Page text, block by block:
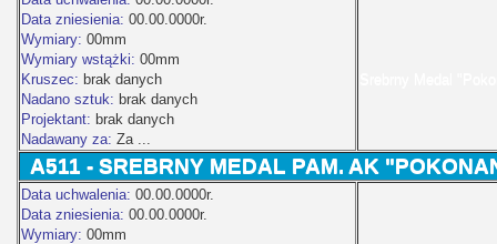
Data zniesienia: 00.00.0000r.
Wymiary: 00mm
Wymiary wstążki: 00mm
Kruszec: brak danych
Nadano sztuk: brak danych
Projektant: brak danych
Nadawany za: Za ...
A511 - SREBRNY MEDAL PAM. AK
Data uchwalenia: 00.00.0000r.
Data zniesienia: 00.00.0000r.
Wymiary: 00mm